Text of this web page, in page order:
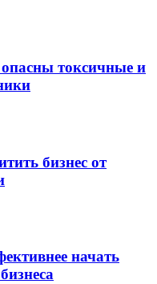
токсичные и
бизнес от
начать